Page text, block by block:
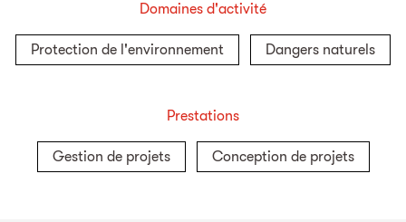
Domaines d'activité
Protection de l'environnement Dangers naturels
Prestations
Gestion de projets Conception de projets